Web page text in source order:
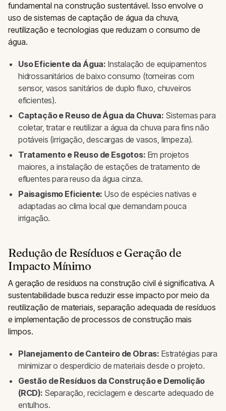
fundamental na construção sustentável. Isso envolve o
uso de sistemas de captação de água da chuva,
reutilização e tecnologias que reduzam o consumo de
água.
Uso Eficiente da Água: Instalação de equipamentos
hidrossanitários de baixo consumo (torneiras com
sensor, vasos sanitários de duplo fluxo, chuveiros
eficientes).
Captação e Reuso de Água da Chuva: Sistemas para
coletar, tratar e reutilizar a água da chuva para fins não
potáveis (irrigação, descargas de vasos, limpeza).
Tratamento e Reuso de Esgotos: Em projetos
maiores, a instalação de estações de tratamento de
efluentes para reuso da água cinza.
Paisagismo Eficiente: Uso de espécies nativas e
adaptadas ao clima local que demandam pouca
irrigação.
Redução de Resíduos e Geração de
Impacto Mínimo
A geração de resíduos na construção civil é significativa. A
sustentabilidade busca reduzir esse impacto por meio da
reutilização de materiais, separação adequada de resíduos
e implementação de processos de construção mais
limpos.
Planejamento de Canteiro de Obras: Estratégias para
minimizar o desperdício de materiais desde o projeto.
Gestão de Resíduos da Construção e Demolição
(RCD): Separação, reciclagem e descarte adequado de
entulhos.